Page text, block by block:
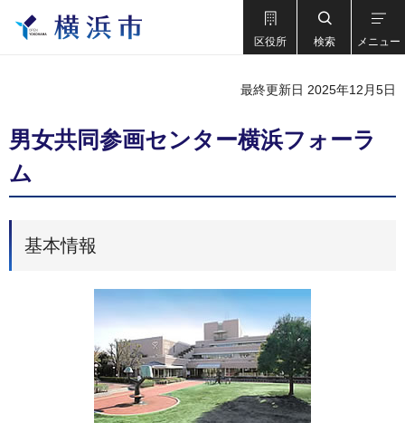
区役所 検索 メニュー
最終更新日 2025年12月5日
男女共同参画センター横浜フォーラ
ム
基本情報